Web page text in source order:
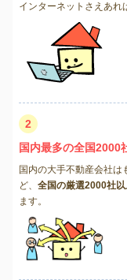
インターネットさえあれ
2
国内最多の全国2000
国内の大手不動産会社は
ど、 全国の厳選2000社以
ます。